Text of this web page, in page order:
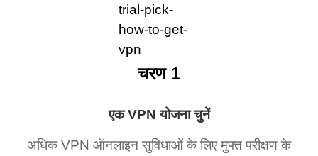
एक VPN योजना चुनें
अधिक VPN ऑनलाइन सुविधाओं के लिए मुफ्त परीक्षण के
चरण 1